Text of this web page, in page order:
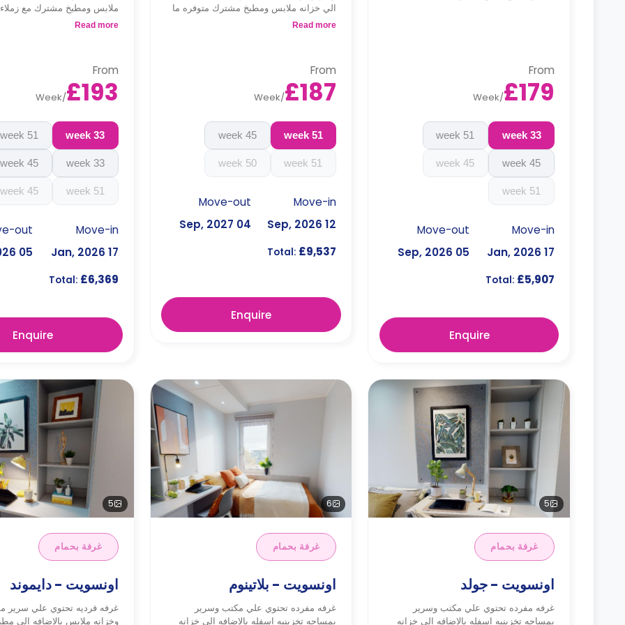
From
£179
/
Week
33 week
51 week
45 week
45 week
51 week
Move-in
17 Jan, 2026
Move-out
05 Sep, 2026
Total: £5,907
Enquire
الي خزانه ملابس ومطبخ مشترك متوفره ما
بين الدور الارضي والثاني
Read more
From
£187
/
Week
51 week
45 week
51 week
50 week
Move-in
12 Sep, 2026
Move-out
04 Sep, 2027
Total: £9,537
Enquire
ملابس ومطبخ مشترك مع
متوفره بالدور الثالث والسادس
Read more
From
£193
/
Week
33 week
51 week
33 week
45 week
51 week
45 week
Move-in
17 Jan, 2026
out
05 Sep, 2026
Total: £6,369
Enquire
5
غرفة بحمام
اونسويت - جولد
غرفه مفرده تحتوي علي مكتب وسرير
بمساحه تخزينيه اسفله بالاضافه الي خزانه
6
غرفة بحمام
اونسويت - بلاتينوم
غرفه مفرده تحتوي علي مكتب وسرير
بمساحه تخزينيه اسفله بالاضافه الي خزانه
5
غرفة بحمام
اونسويت - دايموند
غرفه فرديه تحتوي علي سرير
وخزانه ملابس بالاضافه الي